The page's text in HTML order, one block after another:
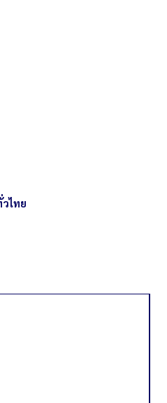
ไทย